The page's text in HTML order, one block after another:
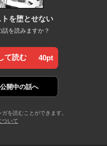
を堕とせない
を読みますか？
て読む 40pt
開中の話へ
を読むことができます。
ついて